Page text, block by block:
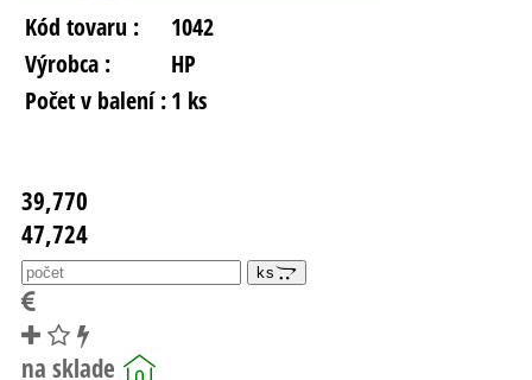
Kód tovaru :
1042
Výrobca :
HP
Počet v balení :1 ks
39,770
47,724
ks